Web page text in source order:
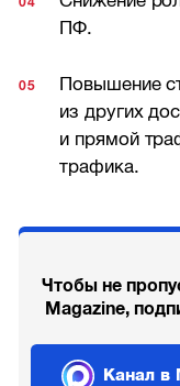
ПФ.
Повышение
из других
и прямой
трафика.
Чтобы не
Magazine,
Канал в